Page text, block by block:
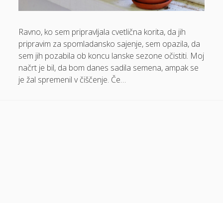
Domače olivno olje
Električna energija cena
Elektricna polnilnica
Energetika
Espd
Ravno, ko sem pripravljala cvetlična korita, da jih
pripravim za spomladansko sajenje, sem opazila, da
sem jih pozabila ob koncu lanske sezone očistiti. Moj
načrt je bil, da bom danes sadila semena, ampak se
je žal spremenil v čiščenje. Če…